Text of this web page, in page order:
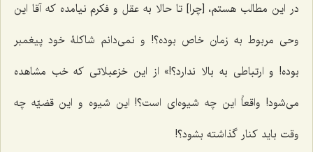
در این مطالب هستم، [چرا] تا حالا به عقل و فکرم نیامده که آقا این
وحی مربوط به زمان خاص بوده؟! و نمی‌دانم شاکلۀ خود پیغمبر
بوده! و ارتباطی به بالا ندارد؟!» از این خزعبلاتی که خب مشاهده
می‌شود! واقعاً این چه شیوه‌ای است؟! این شیوه و این قضیّه چه
وقت باید کنار گذاشته بشود؟!